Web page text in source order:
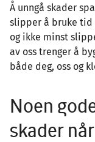
Å unngå skader
slipper å bruke tid
og ikke minst
av oss trenger å
både deg, oss og
Noen
skader